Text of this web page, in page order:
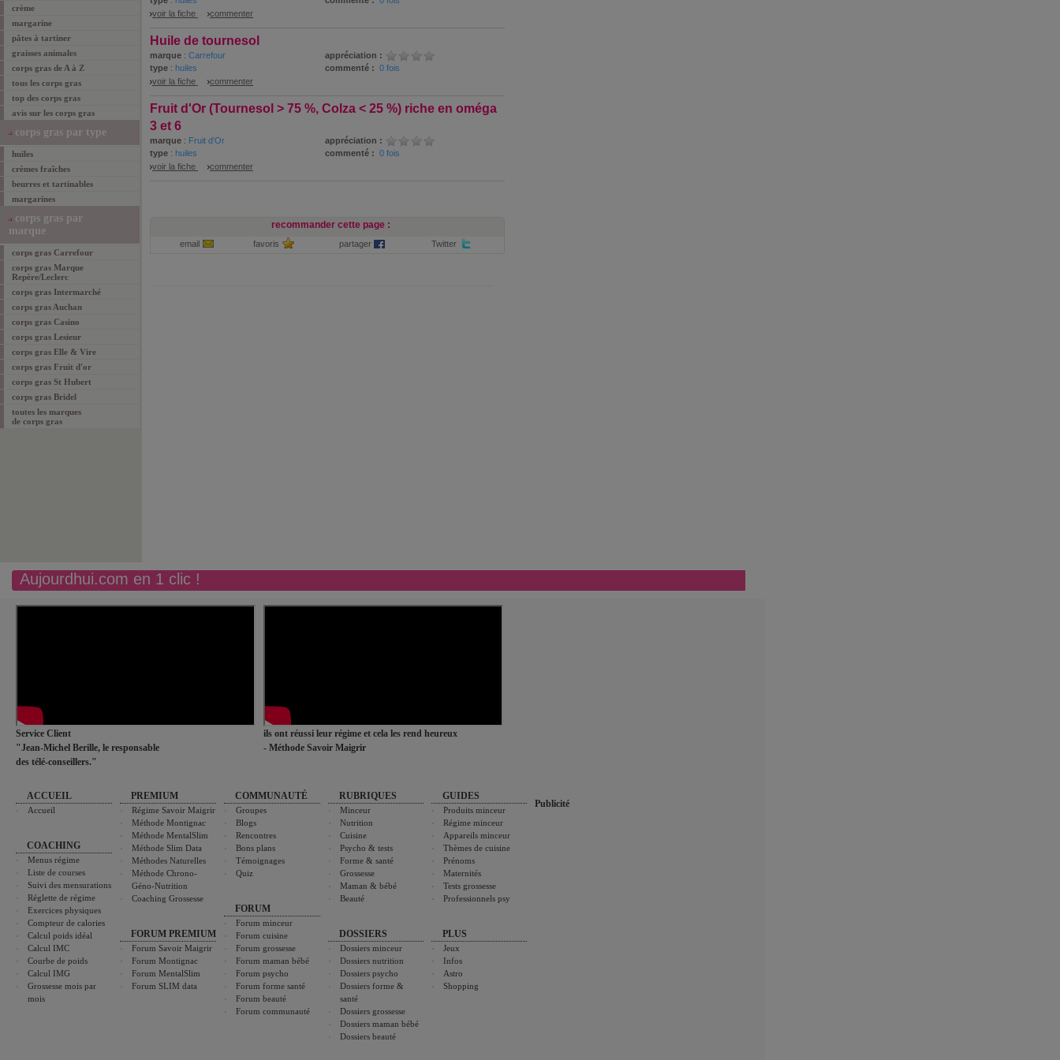
crème
margarine
pâtes à tartiner
graisses animales
corps gras de A à Z
tous les corps gras
top des corps gras
avis sur les corps gras
corps gras par type
huiles
crèmes fraîches
beurres et tartinables
margarines
corps gras par
marque
corps gras Carrefour
corps gras Marque
Repère/Leclerc
corps gras Intermarché
corps gras Auchan
corps gras Casino
corps gras Lesieur
corps gras Elle & Vire
corps gras Fruit d'or
corps gras St Hubert
corps gras Bridel
toutes les marques
de corps gras
voir la fiche
commenter
Huile de tournesol
marque : Carrefour
appréciation :
type : huiles commenté : 0 fois
voir la fiche
commenter
Fruit d'Or (Tournesol > 75 %, Colza < 25 %) riche en oméga
3 et 6
marque : Fruit d'Or
appréciation :
type : huiles commenté : 0 fois
voir la fiche
commenter
recommander cette page :
email favoris partager Twitter
Aujourdhui.com en 1 clic !
Service Client
"Jean-Michel Berille, le responsable
des télé-conseillers."
ils ont réussi leur régime et cela les rend heureux
- Méthode Savoir Maigrir
ACCUEIL
Accueil
COACHING
Menus régime
Liste de courses
Suivi des mensurations
Réglette de régime
Exercices physiques
Compteur de calories
Calcul poids idéal
Calcul IMC
Courbe de poids
Calcul IMG
Grossesse mois par
mois
PREMIUM
Régime Savoir Maigrir
Méthode Montignac
Méthode MentalSlim
Méthode Slim Data
Méthodes Naturelles
Méthode Chrono-
Géno-Nutrition
Coaching Grossesse
FORUM PREMIUM
Forum Savoir Maigrir
Forum Montignac
Forum MentalSlim
Forum SLIM data
COMMUNAUTÉ
Groupes
Blogs
Rencontres
Bons plans
Témoignages
Quiz
FORUM
Forum minceur
Forum cuisine
Forum grossesse
Forum maman bébé
Forum psycho
Forum forme santé
Forum beauté
Forum communauté
RUBRIQUES
Minceur
Nutrition
Cuisine
Psycho & tests
Forme & santé
Grossesse
Maman & bébé
Beauté
DOSSIERS
Dossiers minceur
Dossiers nutrition
Dossiers psycho
Dossiers forme &
santé
Dossiers grossesse
Dossiers maman bébé
Dossiers beauté
GUIDES
Produits minceur
Régime minceur
Appareils minceur
Thèmes de cuisine
Prénoms
Maternités
Tests grossesse
Professionnels psy
PLUS
Jeux
Infos
Astro
Shopping
Publicité